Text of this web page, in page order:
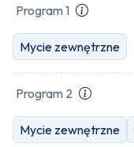
Program 1
Mycie zewnętrzne
Program 2
Mycie zewnętrzne